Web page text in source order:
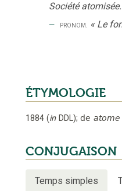
Société atomisée.
‒ pronom. « Le
ÉTYMOLOGIE
1884 (in DDL); de atome
CONJUGAISON
Temps simples